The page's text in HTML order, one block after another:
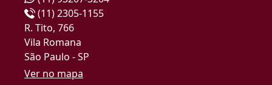
(11) 2305-1155
R. Tito, 766
Vila Romana
São Paulo - SP
Ver no mapa